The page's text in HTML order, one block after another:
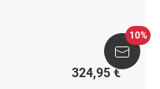
324,95 €
10%